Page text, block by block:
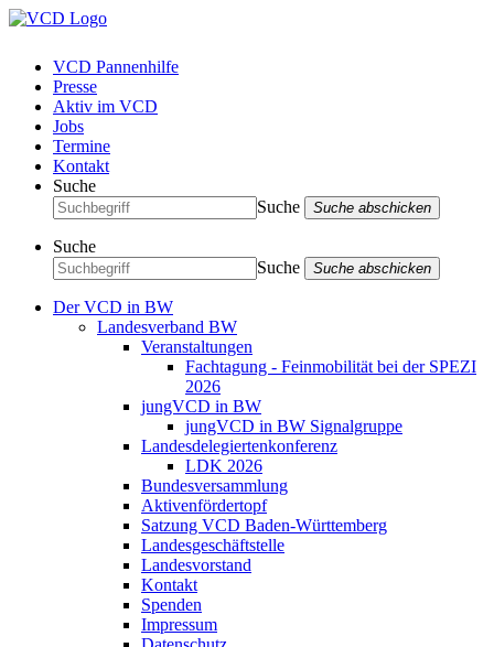
VCD Pannenhilfe
Presse
Aktiv im VCD
Jobs
Termine
Kontakt
Suche
Suche
Suche abschicken
Suche
Suche
Suche abschicken
Der VCD in BW
Landesverband BW
Veranstaltungen
Fachtagung - Feinmobilität bei der SPEZI
2026
jungVCD in BW
jungVCD in BW Signalgruppe
Landesdelegiertenkonferenz
LDK 2026
Bundesversammlung
Aktivenfördertopf
Satzung VCD Baden-Württemberg
Landesgeschäftstelle
Landesvorstand
Kontakt
Spenden
Impressum